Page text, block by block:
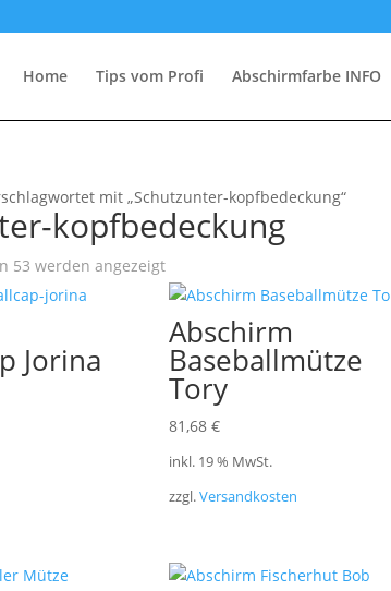
Home Tips vom Profi Abschirmfarbe INFO
mit „Schutzunter-kopfbedeckung“
kopfbedeckung
53 werden angezeigt
Jorina
Abschirm
Baseballmütze
Tory
81,68 €
inkl. 19 % MwSt.
zzgl.Versandkosten